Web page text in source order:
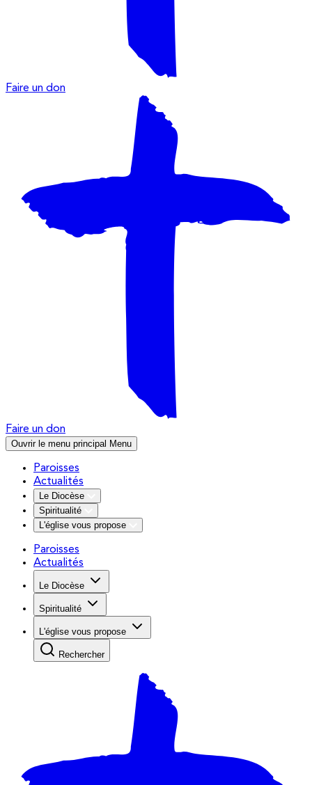
Faire un don
Faire un don
Ouvrir le menu principal Menu
Paroisses
Actualités
Le Diocèse
Spiritualité
L'église vous propose
Paroisses
Actualités
Le Diocèse
Spiritualité
L'église vous propose
Rechercher